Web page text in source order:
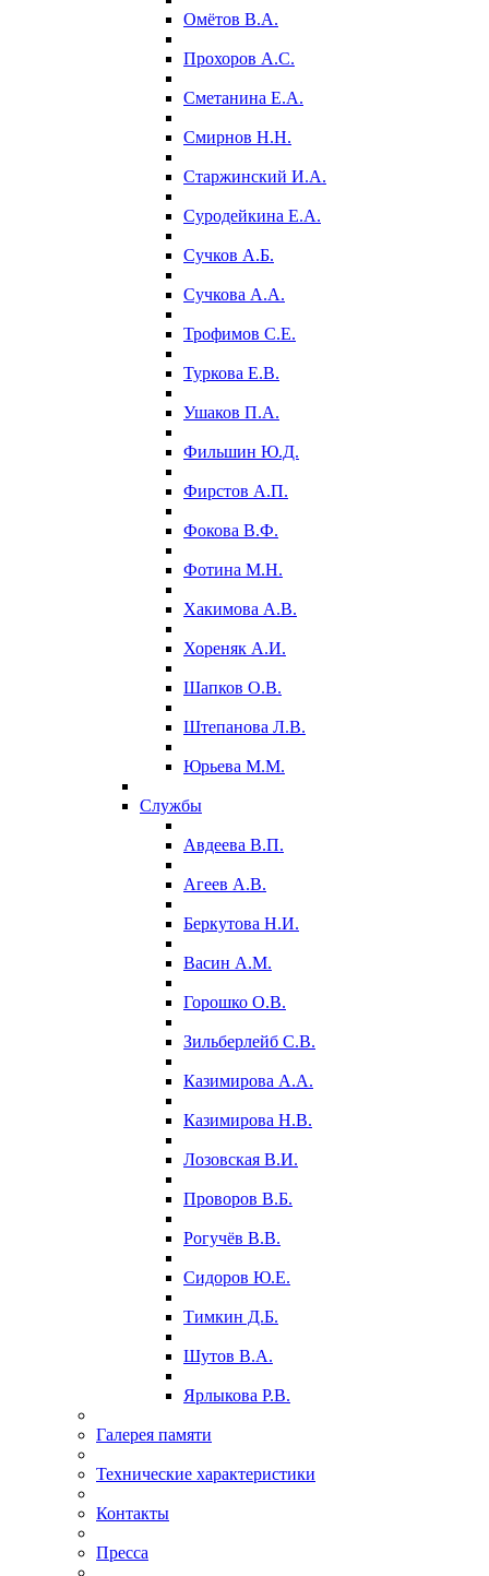
Омётов В.А.
Прохоров А.С.
Сметанина Е.А.
Смирнов Н.Н.
Старжинский И.А.
Суродейкина Е.А.
Сучков А.Б.
Сучкова А.А.
Трофимов С.Е.
Туркова Е.В.
Ушаков П.А.
Фильшин Ю.Д.
Фирстов А.П.
Фокова В.Ф.
Фотина М.Н.
Хакимова А.В.
Хореняк А.И.
Шапков О.В.
Штепанова Л.В.
Юрьева М.М.
Службы
Авдеева В.П.
Агеев А.В.
Беркутова Н.И.
Васин А.М.
Горошко О.В.
Зильберлейб С.В.
Казимирова А.А.
Казимирова Н.В.
Лозовская В.И.
Проворов В.Б.
Рогучёв В.В.
Сидоров Ю.Е.
Тимкин Д.Б.
Шутов В.А.
Ярлыкова Р.В.
Галерея памяти
Технические характеристики
Контакты
Пресса